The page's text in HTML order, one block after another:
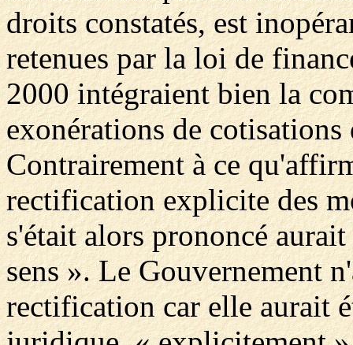
droits constatés, est
retenues par la loi de
2000 intégraient bien la
exonérations de cotisations
Contrairement à ce
rectification explicite des
s'était alors prononcé
sens ». Le Gouvernement
rectification car elle aurait